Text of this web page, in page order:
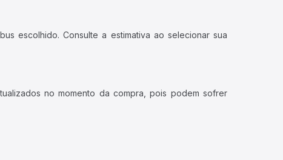
escolhido. Consulte a estimativa ao selecionar sua
no momento da compra, pois podem sofrer